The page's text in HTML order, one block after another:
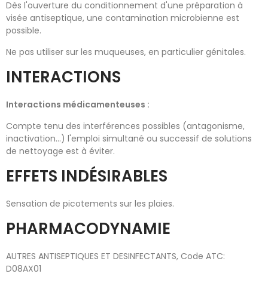
Dès l'ouverture du conditionnement d'une préparation à
visée antiseptique, une contamination microbienne est
possible.
Ne pas utiliser sur les muqueuses, en particulier génitales.
INTERACTIONS
Interactions médicamenteuses :
Compte tenu des interférences possibles (antagonisme,
inactivation...) l'emploi simultané ou successif de solutions
de nettoyage est à éviter.
EFFETS INDÉSIRABLES
Sensation de picotements sur les plaies.
PHARMACODYNAMIE
AUTRES ANTISEPTIQUES ET DESINFECTANTS, Code ATC:
D08AX01